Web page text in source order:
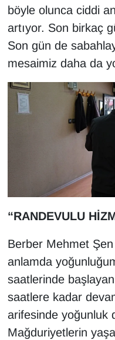
böyle olunca ciddi
artıyor. Son birkaç
Son gün de
mesaimiz daha da
“RANDEVULU
Berber Mehmet
anlamda
saatlerinde
saatlere kadar
arifesinde yoğunluk
Mağduriyetlerin
Sinema - TV
SİYASET
TEKNOLOJİ
VAN'DA SPOR
Vasıta
YAŞAM
YEREL